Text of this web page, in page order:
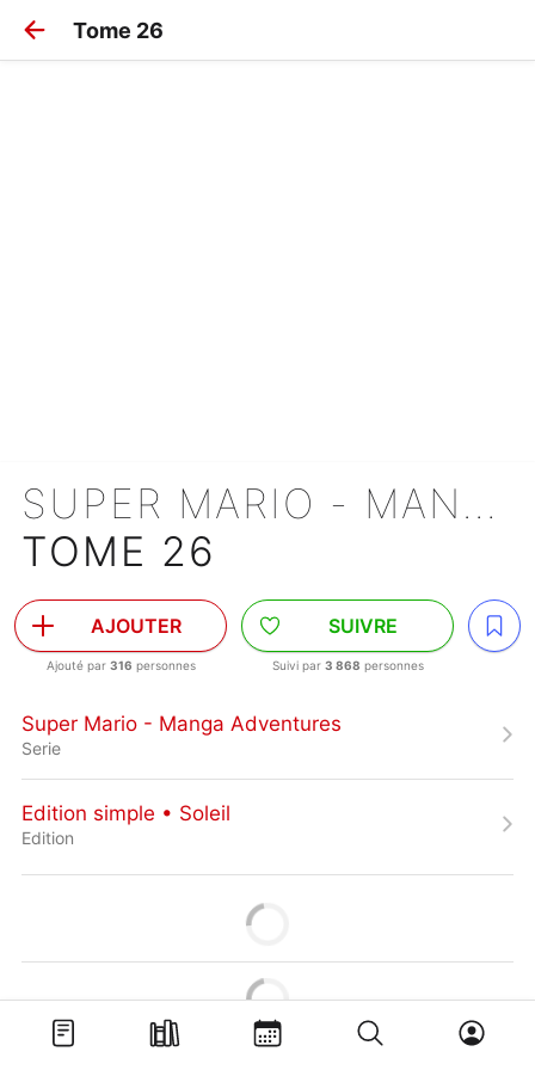
Tome 26
SUPER MARIO - MANGA ADVENTURES
TOME 26
AJOUTER
Ajouté par 316 personnes
SUIVRE
Suivi par 3 868 personnes
Super Mario - Manga Adventures
Serie
Edition simple • Soleil
Edition